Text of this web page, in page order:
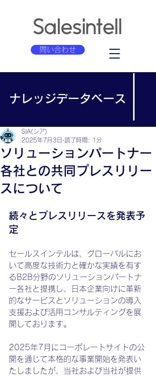
問い合わせ
ナレッジデータベース
ソリューションパートナー
各社との共同プレスリリー
スについて
SIA(シア)
2025年7月3日 読了時間: 1分
続々とプレスリリースを発表予
定
セールスインテルは、グローバルにお
いて高度な技術力と確かな実績を有す
るB2B分野のソリューションパートナ
ー各社と提携し、日本企業向けに革新
的なサービスとソリューションの導入
支援および活用コンサルティングを展
開しております。
2025年7月にコーポレートサイトの公
開を通じて本格的な事業開始を発表い
たしましたが、当社および当社が提供